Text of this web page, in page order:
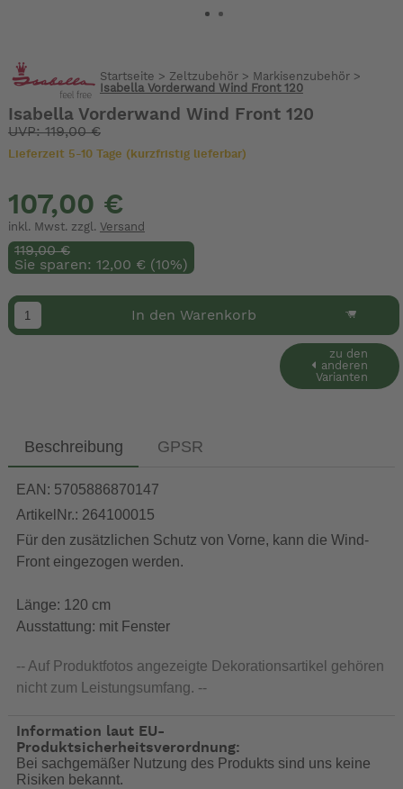
Startseite > Zeltzubehör> Markisenzubehör>
Isabella Vorderwand Wind Front 120
Isabella Vorderwand Wind Front 120
UVP: 119,00 €
Lieferzeit 5-10 Tage (kurzfristig lieferbar)
107,00 €
inkl. Mwst. zzgl. Versand
119,00 €
Sie sparen: 12,00 € (10%)
In den Warenkorb
zu den
anderen
Varianten
Beschreibung GPSR
EAN: 5705886870147
ArtikelNr.: 264100015
Für den zusätzlichen Schutz von Vorne, kann die Wind-
Front eingezogen werden.
Länge: 120 cm
Ausstattung: mit Fenster
-- Auf Produktfotos angezeigte Dekorationsartikel gehören
nicht zum Leistungsumfang. --
Information laut EU-
Produktsicherheitsverordnung:
Bei sachgemäßer Nutzung des Produkts sind uns keine
Risiken bekannt.